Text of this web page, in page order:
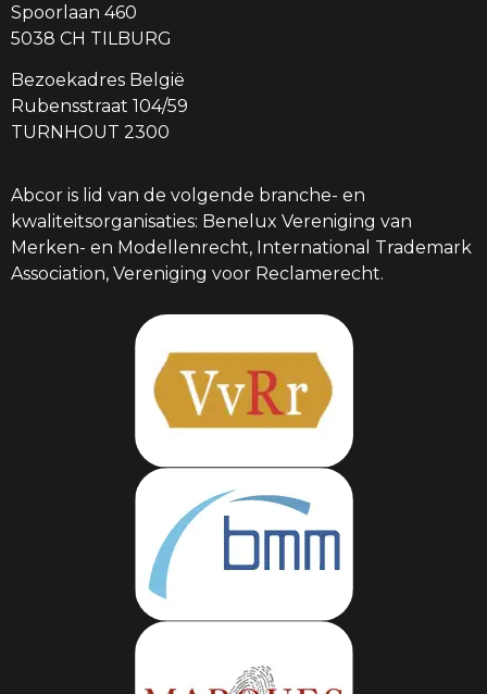
Spoorlaan 460
5038 CH TILBURG
Bezoekadres België
Rubensstraat 104/59
TURNHOUT 2300
Abcor is lid van de volgende branche- en
kwaliteitsorganisaties: Benelux Vereniging van
Merken- en Modellenrecht, International Trademark
Association, Vereniging voor Reclamerecht.